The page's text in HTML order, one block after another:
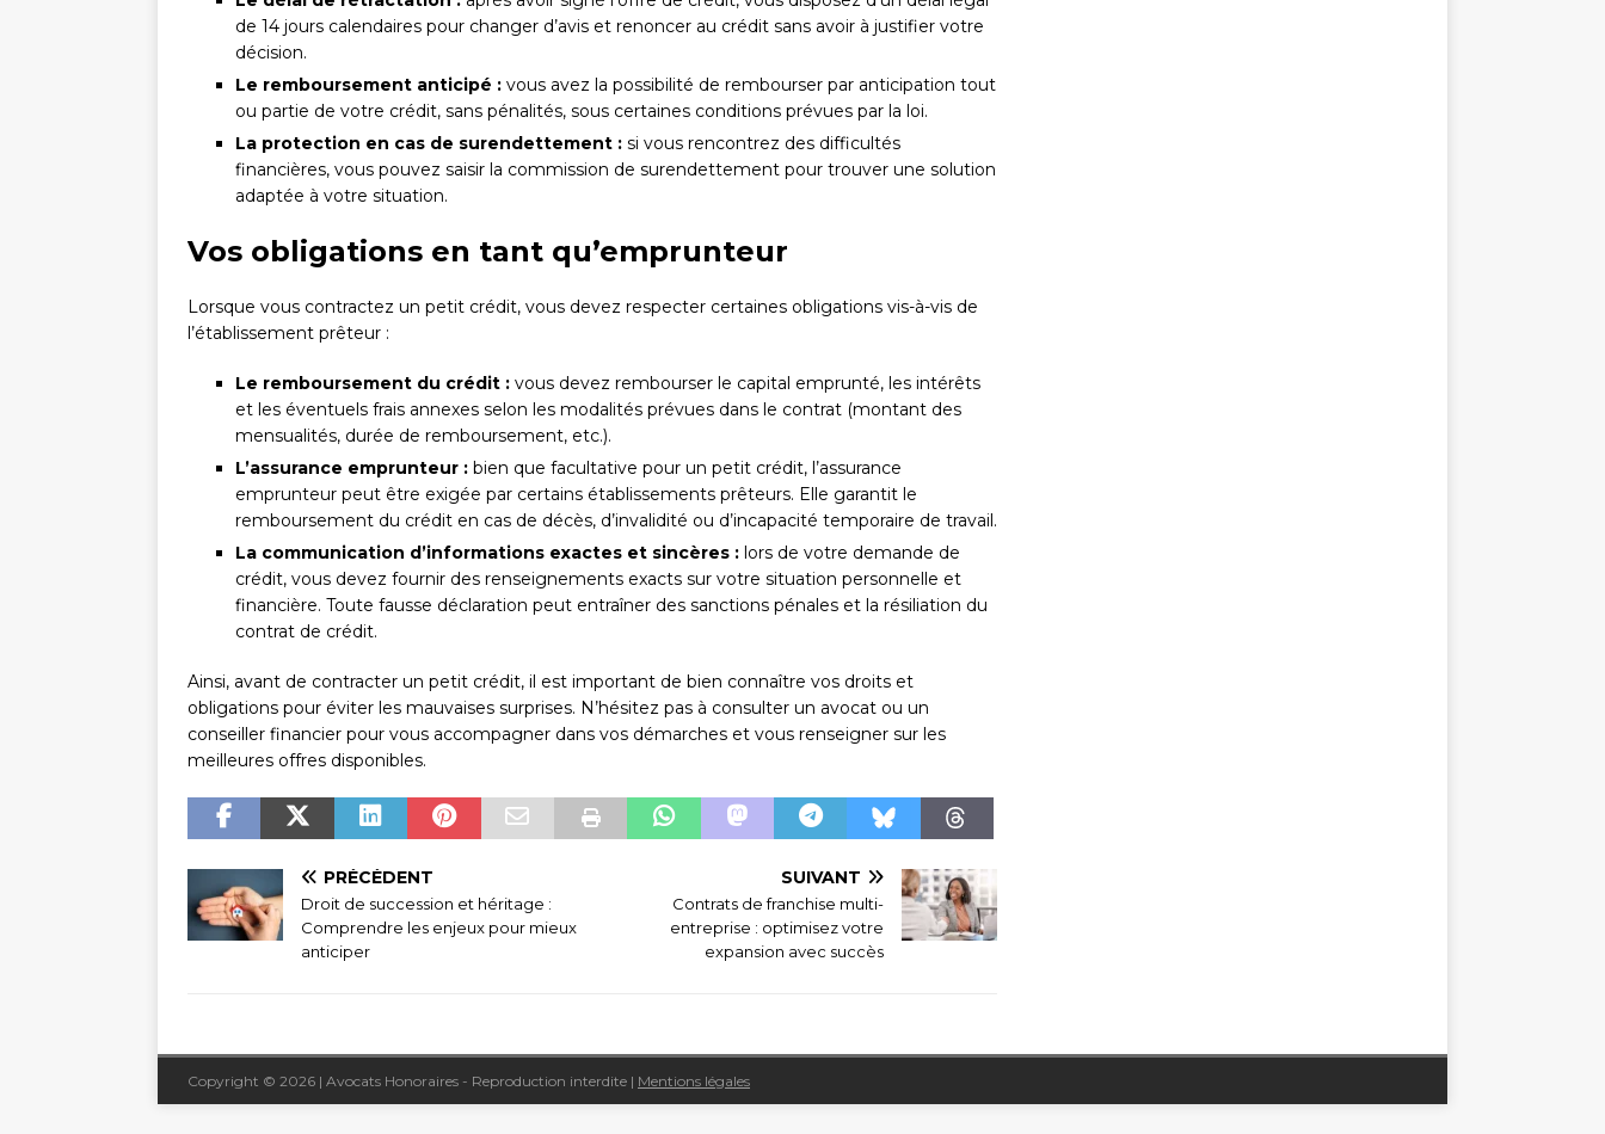
de 14 jours calendaires pour changer d’avis et renoncer au crédit sans avoir à justifier votre
décision.
Le remboursement anticipé : vous avez la possibilité de rembourser par anticipation tout
ou partie de votre crédit, sans pénalités, sous certaines conditions prévues par la loi.
La protection en cas de surendettement : si vous rencontrez des difficultés
financières, vous pouvez saisir la commission de surendettement pour trouver une solution
adaptée à votre situation.
Vos obligations en tant qu’emprunteur
Lorsque vous contractez un petit crédit, vous devez respecter certaines obligations vis-à-vis de
l’établissement prêteur :
Le remboursement du crédit : vous devez rembourser le capital emprunté, les intérêts
et les éventuels frais annexes selon les modalités prévues dans le contrat (montant des
mensualités, durée de remboursement, etc.).
L’assurance emprunteur : bien que facultative pour un petit crédit, l’assurance
emprunteur peut être exigée par certains établissements prêteurs. Elle garantit le
remboursement du crédit en cas de décès, d’invalidité ou d’incapacité temporaire de travail.
La communication d’informations exactes et sincères : lors de votre demande de
crédit, vous devez fournir des renseignements exacts sur votre situation personnelle et
financière. Toute fausse déclaration peut entraîner des sanctions pénales et la résiliation du
contrat de crédit.
Ainsi, avant de contracter un petit crédit, il est important de bien connaître vos droits et
obligations pour éviter les mauvaises surprises. N’hésitez pas à consulter un avocat ou un
conseiller financier pour vous accompagner dans vos démarches et vous renseigner sur les
meilleures offres disponibles.
PRÉCÉDENT
Droit de succession et héritage :
Comprendre les enjeux pour mieux
anticiper
SUIVANT
Contrats de franchise multi-
entreprise : optimisez votre
expansion avec succès
Copyright © 2026 | Avocats Honoraires - Reproduction interdite | Mentions légales